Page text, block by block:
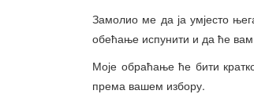
Замолио ме да ја умјесто
обећање испунити и да ће
Моје обраћање ће бити
према вашем избору.